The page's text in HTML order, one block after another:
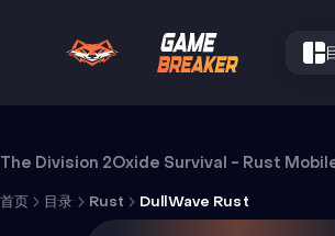
The Division 2Oxide Survival - Rust
首页 目录 Rust DullWave Rust